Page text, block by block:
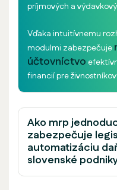
príjmových a
Vďaka intuitívnemu
modulmi zabezpečuje
účtovníctvo
financií pre
Ako mrp
zabezpečuje
automatizáciu
slovenské